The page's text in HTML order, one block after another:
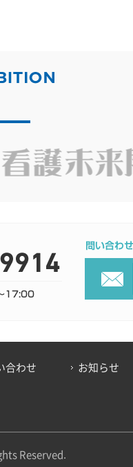
合わせ お知らせ
Reserved.